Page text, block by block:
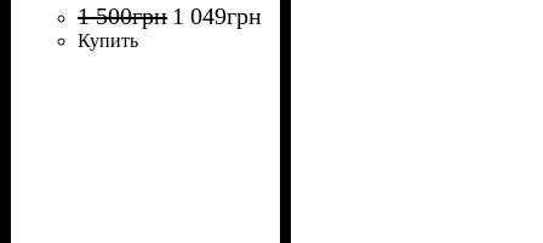
1 500грн 1 049грн
Купить